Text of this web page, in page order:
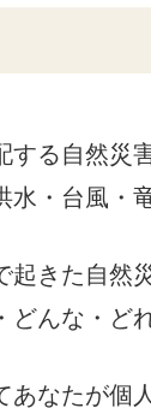
する自然災
・台風・竜
起きた自然
んな・どれ
あなたが個